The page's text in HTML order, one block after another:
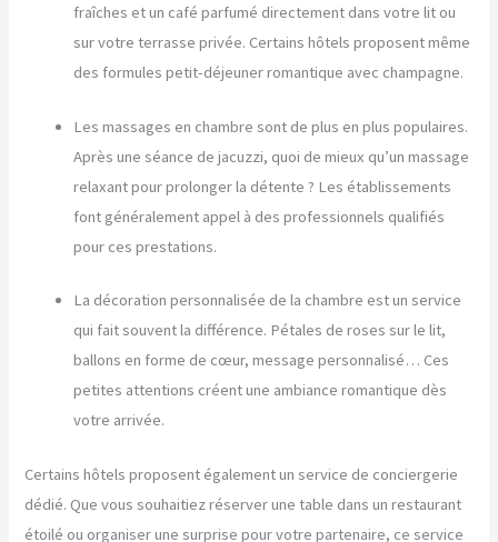
fraîches et un café parfumé directement dans votre lit ou
sur votre terrasse privée. Certains hôtels proposent même
des formules petit-déjeuner romantique avec champagne.
Les massages en chambre sont de plus en plus populaires.
Après une séance de jacuzzi, quoi de mieux qu’un massage
relaxant pour prolonger la détente ? Les établissements
font généralement appel à des professionnels qualifiés
pour ces prestations.
La décoration personnalisée de la chambre est un service
qui fait souvent la différence. Pétales de roses sur le lit,
ballons en forme de cœur, message personnalisé… Ces
petites attentions créent une ambiance romantique dès
votre arrivée.
Certains hôtels proposent également un service de conciergerie
dédié. Que vous souhaitiez réserver une table dans un restaurant
étoilé ou organiser une surprise pour votre partenaire, ce service